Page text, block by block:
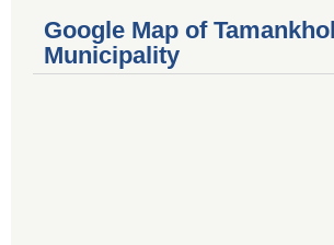
Google Map of
Municipality